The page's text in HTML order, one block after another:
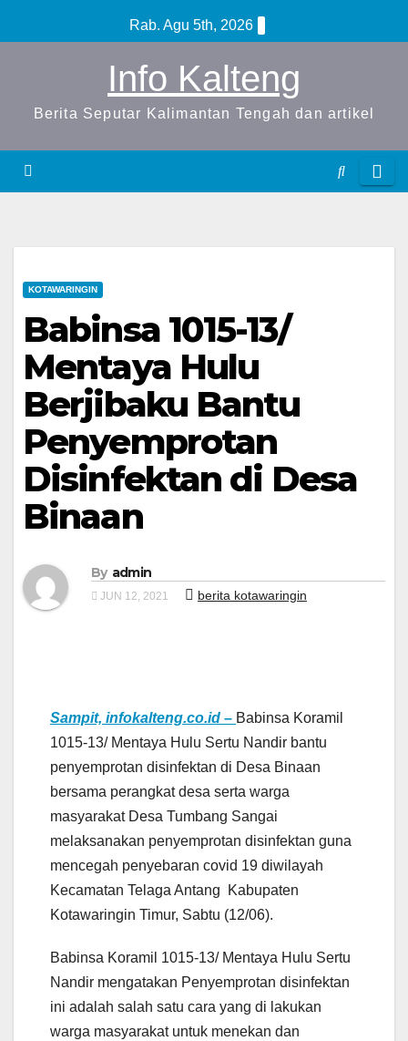
k
o
Rab. Agu 5th, 2026
Info Kalteng
Berita Seputar Kalimantan Tengah dan artikel
KOTAWARINGIN
Babinsa 1015-13/
Mentaya Hulu
Berjibaku Bantu
Penyemprotan
Disinfektan di Desa
Binaan
By admin
JUN 12, 2021 berita kotawaringin
Sampit, infokalteng.co.id – Babinsa Koramil
1015-13/ Mentaya Hulu Sertu Nandir bantu
penyemprotan disinfektan di Desa Binaan
bersama perangkat desa serta warga
masyarakat Desa Tumbang Sangai
melaksanakan penyemprotan disinfektan guna
mencegah penyebaran covid 19 diwilayah
Kecamatan Telaga Antang Kabupaten
Kotawaringin Timur, Sabtu (12/06).
Babinsa Koramil 1015-13/ Mentaya Hulu Sertu
Nandir mengatakan Penyemprotan disinfektan
ini adalah salah satu cara yang di lakukan
warga masyarakat untuk menekan dan